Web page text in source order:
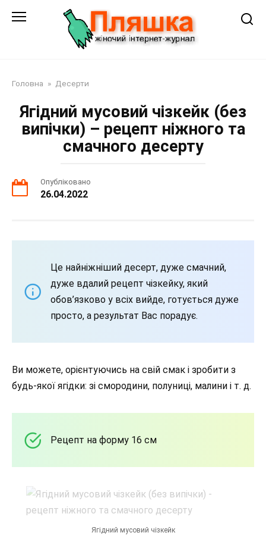
Головна » Десерти
Ягідний мусовий чізкейк (без
випічки) – рецепт ніжного та
смачного десерту
Опубліковано
26.04.2022
Це найніжніший десерт, дуже смачний,
дуже вдалий рецепт чізкейку, який
обов’язково у всіх вийде, готується дуже
просто, а результат Вас порадує.
Ви можете, орієнтуючись на свій смак і зробити з
будь-якої ягідки: зі смородини, полуниці, малини і т. д.
Рецепт на форму 16 см
Ягідний мусовий чізкейк